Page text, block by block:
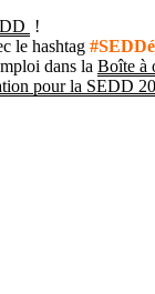
!
le hashtag
dans la Boîte à
pour la SEDD